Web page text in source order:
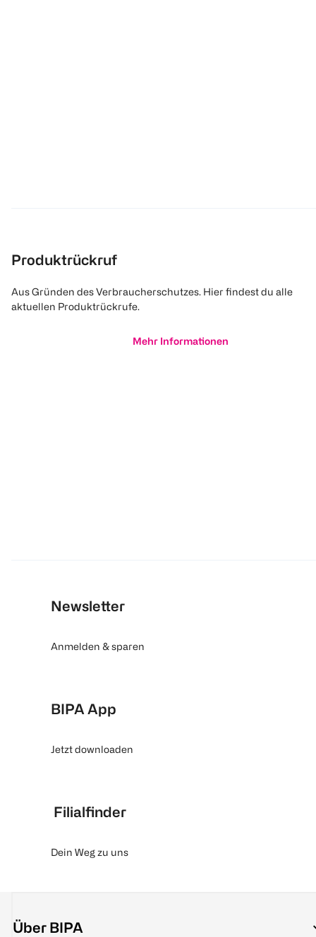
Produktrückruf
Aus Gründen des Verbraucherschutzes. Hier findest du alle
aktuellen Produktrückrufe.
Mehr Informationen
Newsletter
Anmelden & sparen
BIPA App
Jetzt downloaden
Filialfinder
Dein Weg zu uns
Über BIPA